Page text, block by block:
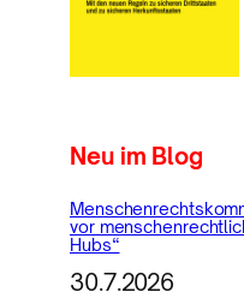
Neu im Blog
vor
Hubs“
30.7.2026